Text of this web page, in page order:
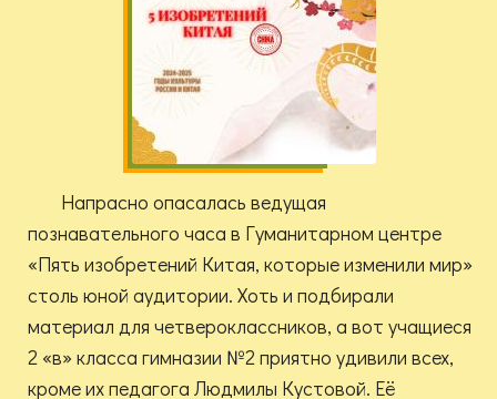
Напрасно опасалась ведущая
познавательного часа в Гуманитарном центре
«Пять изобретений Китая, которые изменили мир»
столь юной аудитории. Хоть и подбирали
материал для четвероклассников, а вот учащиеся
2 «в» класса гимназии №2 приятно удивили всех,
кроме их педагога Людмилы Кустовой. Её